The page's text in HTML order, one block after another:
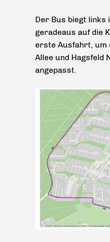
Der Bus biegt
geradeaus auf die
erste Ausfahrt, um
Allee und Hagsfeld
angepasst.